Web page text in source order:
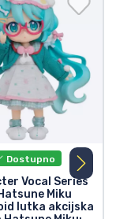
Dostupno
Vocal Series
Miku
lutka akcijska